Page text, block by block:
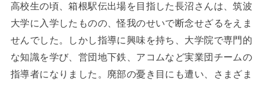
高校生の頃、箱根駅伝出場を目指した長沼さんは、筑波
大学に入学したものの、怪我のせいで断念せざるをえま
せんでした。しかし指導に興味を持ち、大学院で専門的
な知識を学び、営団地下鉄、アコムなど実業団チームの
指導者になりました。廃部の憂き目にも遭い、さまざま